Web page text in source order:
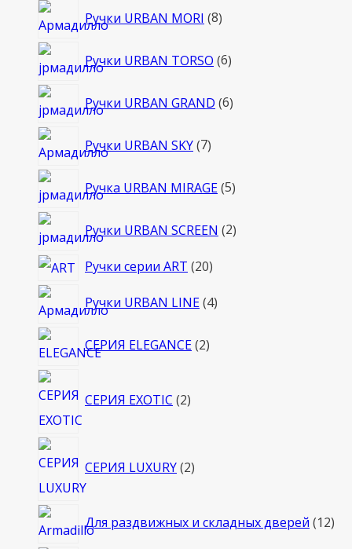
Ручки URBAN MORI 88
Ручки URBAN TORSO 66
Ручки URBAN GRAND 66
Ручки URBAN SKY 77
Ручка URBAN MIRAGE 55
Ручки URBAN SCREEN 22
Ручки серии ART 2020
Ручки URBAN LINE 44
СЕРИЯ ELEGANCE 22
СЕРИЯ EXOTIC 2товара
СЕРИЯ LUXURY 2товара
Для раздвижных и складных дверей 1212